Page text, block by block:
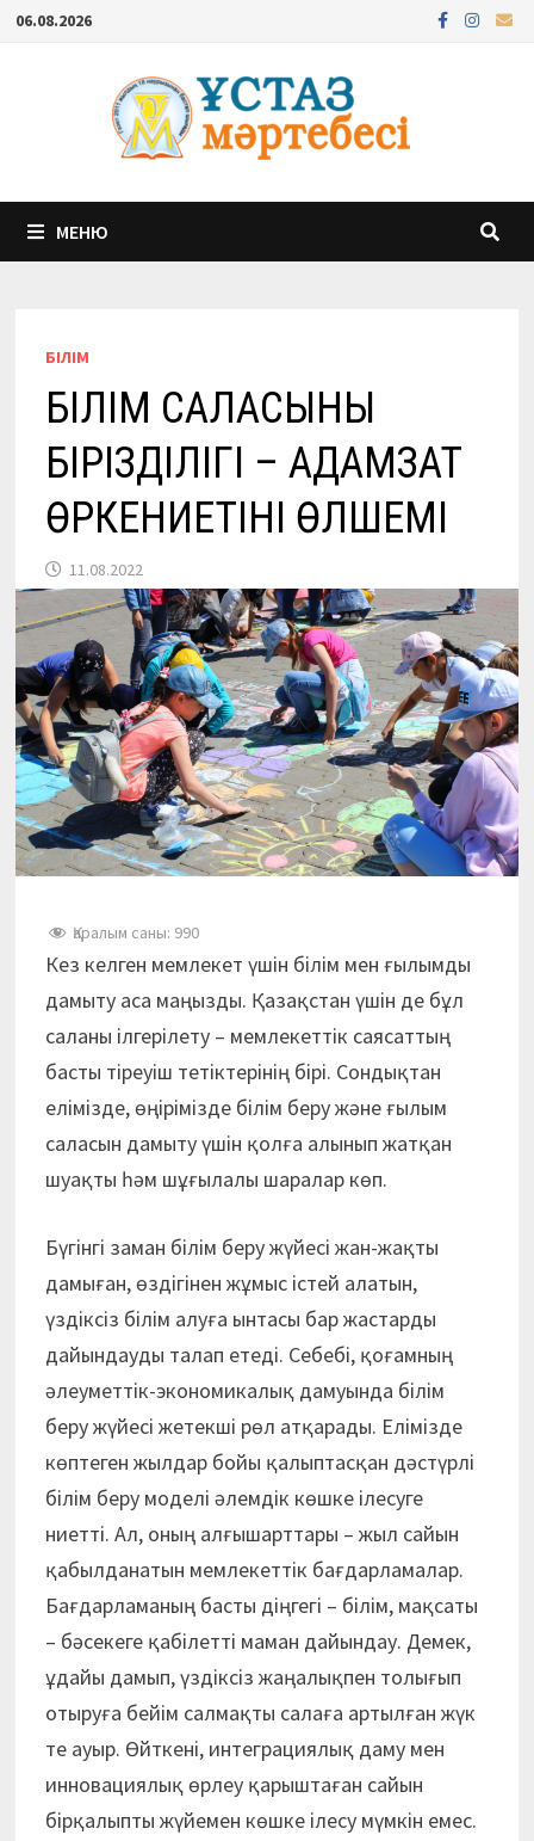
Перейти
содержимому
06.08.2026
МЕНЮ
БІЛІМ
БІЛІМ САЛАСЫНЫҢ
БІРІЗДІЛІГІ – АДАМЗАТ
ӨРКЕНИЕТІНІҢ ӨЛШЕМІ
11.08.2022
Қаралым саны: 990
Кез келген мемлекет үшін білім мен ғылымды
дамыту аса маңызды. Қазақстан үшін де бұл
саланы ілгерілету – мемлекеттік саясаттың
басты тіреуіш тетіктерінің бірі. Сондықтан
елімізде, өңірімізде білім беру және ғылым
саласын дамыту үшін қолға алынып жатқан
шуақты һәм шұғылалы шаралар көп.
Бүгінгі заман білім беру жүйесі жан-жақты
дамыған, өздігінен жұмыс істей алатын,
үздіксіз білім алуға ынтасы бар жастарды
дайындауды талап етеді. Себебі, қоғамның
әлеуметтік-экономикалық дамуында білім
беру жүйесі жетекші рөл атқарады. Елімізде
көптеген жылдар бойы қалыптасқан дәстүрлі
білім беру моделі әлемдік көшке ілесуге
ниетті. Ал, оның алғышарттары – жыл сайын
қабылданатын мемлекеттік бағдарламалар.
Бағдарламаның басты діңгегі – білім, мақсаты
– бәсекеге қабілетті маман дайындау. Демек,
ұдайы дамып, үздіксіз жаңалықпен толығып
отыруға бейім салмақты салаға артылған жүк
те ауыр. Өйткені, интеграциялық даму мен
инновациялық өрлеу қарыштаған сайын
бірқалыпты жүйемен көшке ілесу мүмкін емес.